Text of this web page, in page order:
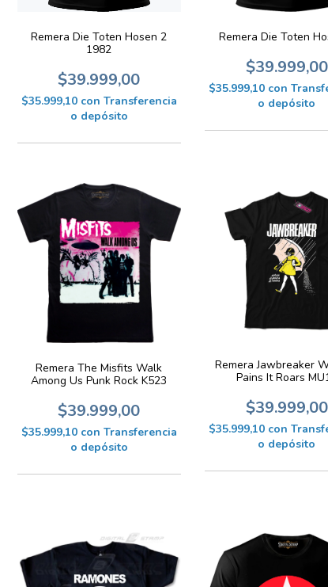
Remera Die Toten Hosen 2
1982
$39.999,00
$35.999,10 con Transferencia
o depósito
Remera Die Toten
$39.999,00
$35.999,10 con
o depósito
Remera The Misfits Walk
Among Us Punk Rock K523
$39.999,00
$35.999,10 con Transferencia
o depósito
Remera Jawbreaker
Pains It Roars
$39.999,00
$35.999,10 con
o depósito